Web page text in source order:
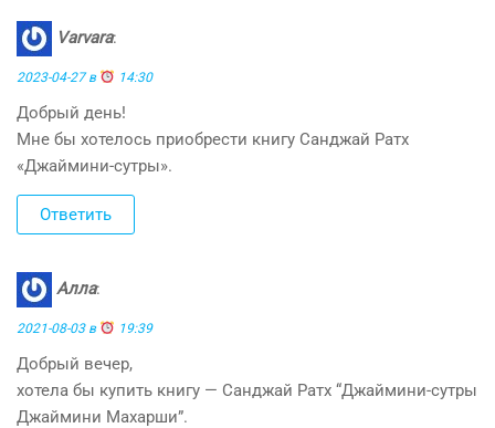
Varvara:
2023-04-27 в 14:30
Добрый день!
Мне бы хотелось приобрести книгу Санджай Ратх
«Джаймини-сутры».
Ответить
Алла:
2021-08-03 в 19:39
Добрый вечер,
хотела бы купить книгу — Санджай Ратх “Джаймини-сутры
Джаймини Махарши”.